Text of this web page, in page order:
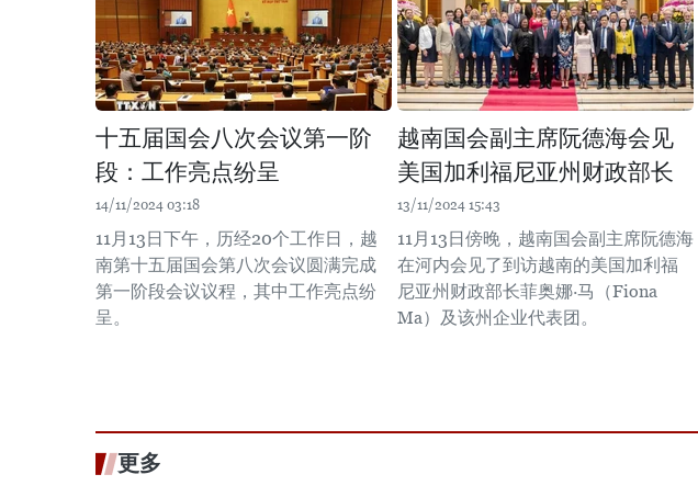
十五届国会八次会议第一阶
段：工作亮点纷呈
14/11/2024 03:18
11月13日下午，历经20个工作日，越
南第十五届国会第八次会议圆满完成
第一阶段会议议程，其中工作亮点纷
呈。
越南国会副主席阮德海会见
美国加利福尼亚州财政部长
13/11/2024 15:43
11月13日傍晚，越南国会副主席阮德海
在河内会见了到访越南的美国加利福
尼亚州财政部长菲奥娜·马（Fiona
Ma）及该州企业代表团。
更多